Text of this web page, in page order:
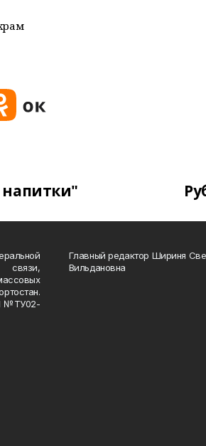
напитки"
№ТУ02-
Главный редактор Шириня
Вильдановна